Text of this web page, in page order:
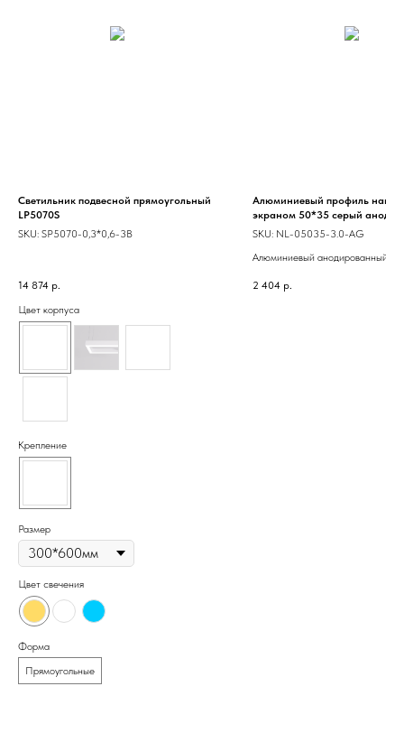
Светильник подвесной прямоугольный
LP5070S
SKU: SP5070-0,3*0,6-3B
14 874 р.
Цвет корпуса
Крепление
Размер
Цвет свечения
Форма
Прямоугольные
Алюминиевый профиль накл/
экраном 50*35 серый анод.
SKU: NL-05035-3.0-AG
Алюминиевый анодированный
декоративной подсветки. Для
2 404 р.